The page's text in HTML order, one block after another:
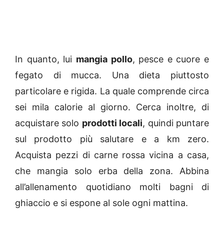
In quanto, lui mangia pollo, pesce e cuore e
fegato di mucca. Una dieta piuttosto
particolare e rigida. La quale comprende circa
sei mila calorie al giorno. Cerca inoltre, di
acquistare solo prodotti locali, quindi puntare
sul prodotto più salutare e a km zero.
Acquista pezzi di carne rossa vicina a casa,
che mangia solo erba della zona. Abbina
all’allenamento quotidiano molti bagni di
ghiaccio e si espone al sole ogni mattina.